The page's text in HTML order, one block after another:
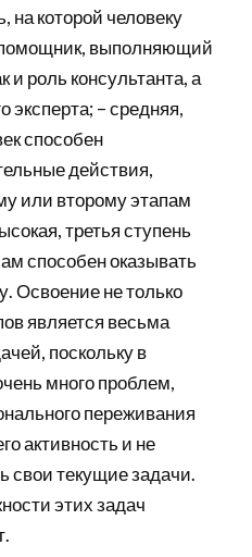
на которой человеку
выполняющий
и роль консультанта, а
эксперта; – средняя,
способен
действия,
или второму этапам
третья ступень
способен оказывать
Освоение не только
является весьма
поскольку в
много проблем,
переживания
активность и не
текущие задачи.
этих задач